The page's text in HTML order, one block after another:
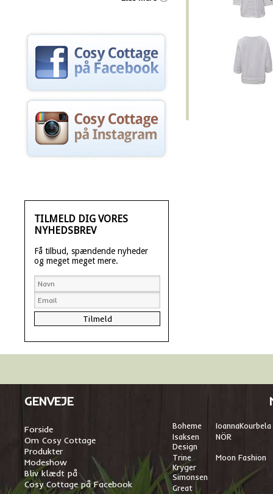
TILMELD DIG VORES
NYHEDSBREV
Få tilbud, spændende nyheder
og meget meget mere.
GENVEJE
Forside
Om Cosy Cottage
Produkter
Modeshow
Bliv klædt på
Cosy Cottage på Facebook
Boheme IoannaKourbela
Isaksen
Design
NÖR
Trine
Kryger
Simonsen
Moon Fashion
Great